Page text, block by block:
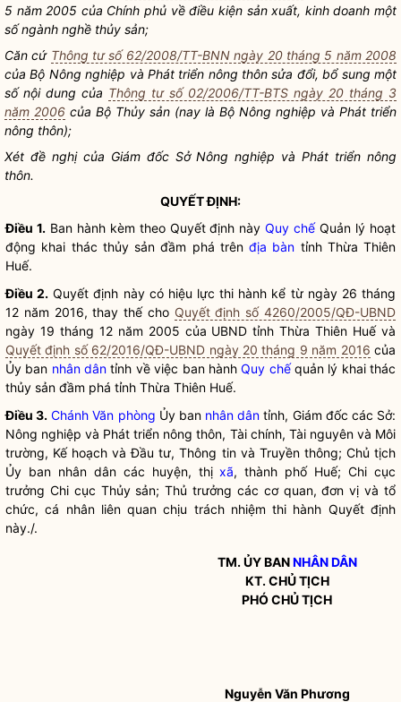
5 năm 2005 của Chính phủ về điều kiện sản xuất, kinh doanh một
số ngành nghề thủy sản;
Căn cứ Thông tư số 62/2008/TT-BNN ngày 20 tháng 5 năm 2008
của Bộ Nông nghiệp và Phát triển nông thôn sửa đổi, bổ sung một
số nội dung của Thông tư số 02/2006/TT-BTS ngày 20 tháng 3
năm 2006 của Bộ Thủy sản (nay là Bộ Nông nghiệp và Phát triển
nông thôn);
Xét đề nghị của Giám đốc Sở Nông nghiệp và Phát triển nông
thôn.
QUYẾT ĐỊNH:
Điều 1.Ban hành kèm theo Quyết định nàyQuy chếQuản lý hoạt
động khai thác thủy sản đầm phá trên địa bàn tỉnh Thừa Thiên
Huế.
Điều 2. Quyết định này có hiệu lực thi hành kể từ ngày 26 tháng
12 năm 2016, thay thế cho Quyết định số 4260/2005/QĐ-UBND
ngày 19 tháng 12 năm 2005 của UBND tỉnh Thừa Thiên Huế và
Quyết định số 62/2016/QĐ-UBND ngày 20 tháng 9 năm 2016 của
Ủy ban nhân dân tỉnh về việc ban hànhQuy chếquản lý khai thác
thủy sản đầm phá tỉnh Thừa Thiên Huế.
Điều 3. Chánh Văn phòng Ủy ban nhân dân tỉnh, Giám đốc các Sở:
Nông nghiệp và Phát triển nông thôn, Tài chính, Tài nguyên và Môi
trường, Kế hoạch và Đầu tư, Thông tin và Truyền thông; Chủ tịch
Ủy ban nhân dâncác huyện, thịxã, thành phố Huế; Chi cục
trưởng Chi cục Thủy sản; Thủ trưởng các cơ quan, đơn vị và tổ
chức, cá nhân liên quan chịu trách nhiệm thi hành Quyết định
này./.
TM. ỦY BANNHÂN DÂN
KT. CHỦ TỊCH
PHÓ CHỦ TỊCH
Nguyễn Văn Phương